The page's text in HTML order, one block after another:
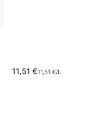
11,51 €11,51 €/L